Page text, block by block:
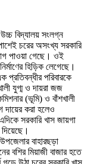
বিদ্যালয় সংলগ্ন
চরের অসংখ্য সরকারি
পাওয়া গেছে। ওই
হিড়িক লেগেছে।
প্রতিবন্ধীর পরিবারকে
যুগ্ম ও দায়রা জজ
(ভূমি) ও বাঁশখালী
দায়ের করা হলেও
সরকারি খাস জায়গা
বাহারছড়া
বশির মিয়াজী বাজার হতে